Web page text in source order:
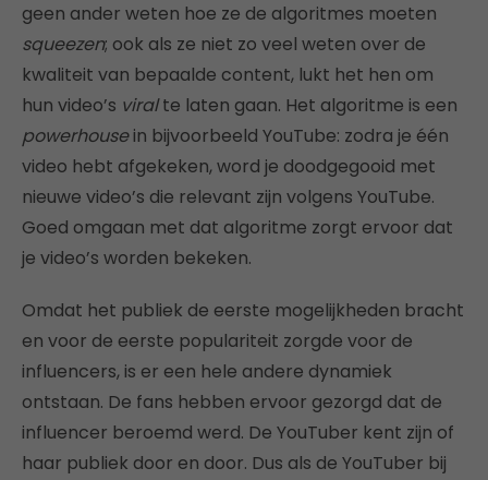
geen ander weten hoe ze de algoritmes moeten
squeezen; ook als ze niet zo veel weten over de
kwaliteit van bepaalde content, lukt het hen om
hun video’s viralte laten gaan. Het algoritme is een
powerhousein bijvoorbeeld YouTube: zodra je één
video hebt afgekeken, word je doodgegooid met
nieuwe video’s die relevant zijn volgens YouTube.
Goed omgaan met dat algoritme zorgt ervoor dat
je video’s worden bekeken.
Omdat het publiek de eerste mogelijkheden bracht
en voor de eerste populariteit zorgde voor de
influencers, is er een hele andere dynamiek
ontstaan. De fans hebben ervoor gezorgd dat de
influencer beroemd werd. De YouTuber kent zijn of
haar publiek door en door. Dus als de YouTuber bij